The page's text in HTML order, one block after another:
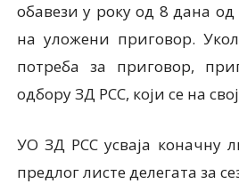
обавези у року од 8 дана
на уложени приговор.
потреба за приговор,
одбору ЗД РСС, који се на
УО ЗД РСС усваја коначну
предлог листе делегата за